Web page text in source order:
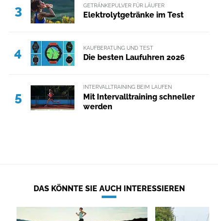
3 GETRÄNKEPULVER FÜR LÄUFER
Elektrolytgetränke im Test
4 KAUFBERATUNG UND TEST
Die besten Laufuhren 2026
5
INTERVALLTRAINING BEIM LAUFEN
Mit Intervalltraining schneller
werden
DAS KÖNNTE SIE AUCH INTERESSIEREN